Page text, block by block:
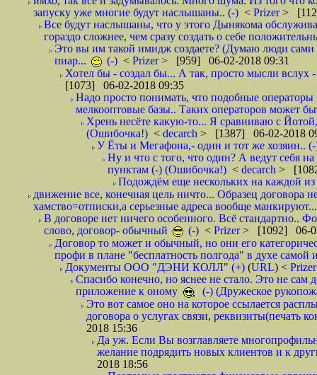
запуску уже многие будут наслышаны.. (-) < Prizer>
Все будут наслышаны, что у этого Дынякома
гораздо сложнее, чем сразу создать о себе
Это вы им такой имидж создаете? (Думаю люди сами
пиар...
(-) < Prizer> [959] 06-02-2018 09:31
Хотел бы - создал бы... А так, просто мысли вслух
[1073] 06-02-2018 09:35
Надо просто понимать, что подобные
мелкооптовые базы.. Таких операторов может
Хрень несёте какую-то... Я сравниваю с
(Ошибочка!) < decarch > [1387] 06-02-2018
У Ёты и Мегафона,- один и тот же хозяин..
Ну и что с того, что один? А ведут себя
пунктам (-) (Ошибочка!) < decarch >
Подождём еще нескольких на каждой из
движение все, конечная цель ничто... Образец договора
хамство=отписки,а серьезные адреса вообще
В договоре нет ничего особенного. Всё стандартно..
слово, договор- обычный
(-) < Prizer> [1092] 06-
Договор то может и обычный, но они его
профи в плане "бесплатность полгода" в духе
Документы ООО "ДЭНИ КОЛЛ" (+) (URL) <
Спасибо конечно, но яснее не стало. Это не сам
приложение к оному
(-) (Дружеское
Это вот самое оно на которое ссылается
договора о услугах связи, реквизиты(печать
2018 15:36
Да уж. Если Вы возглавляете
желание подрядить новых клиентов и к
2018 18:56